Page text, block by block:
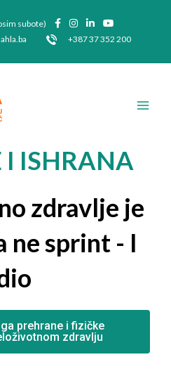
subote)
+387 37 352 200
Menu
I ISHRANA
zdravlje je
ne sprint - I
prehrane i fizičke
zdravlju